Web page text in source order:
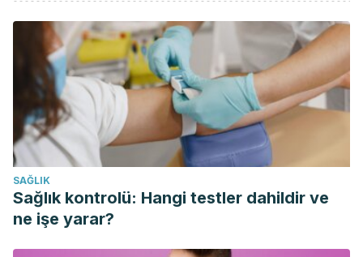
SAĞLIK
Sağlık kontrolü: Hangi testler dahildir ve
ne işe yarar?